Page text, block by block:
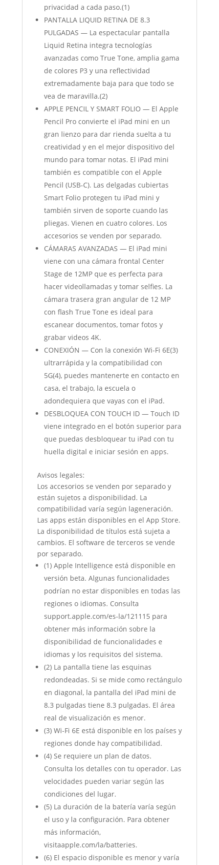
privacidad a cada paso.(1)
PANTALLA LIQUID RETINA DE 8.3
PULGADAS — La espectacular pantalla
Liquid Retina integra tecnologías
avanzadas como True Tone, amplia gama
de colores P3 y una reflectividad
extremadamente baja para que todo se
vea de maravilla.(2)
APPLE PENCIL Y SMART FOLIO — El Apple
Pencil Pro convierte el iPad mini en un
gran lienzo para dar rienda suelta a tu
creatividad y en el mejor dispositivo del
mundo para tomar notas. El iPad mini
también es compatible con el Apple
Pencil (USB-C). Las delgadas cubiertas
Smart Folio protegen tu iPad mini y
también sirven de soporte cuando las
pliegas. Vienen en cuatro colores. Los
accesorios se venden por separado.
CÁMARAS AVANZADAS — El iPad mini
viene con una cámara frontal Center
Stage de 12MP que es perfecta para
hacer videollamadas y tomar selfies. La
cámara trasera gran angular de 12 MP
con flash True Tone es ideal para
escanear documentos, tomar fotos y
grabar videos 4K.
CONEXIÓN — Con la conexión Wi-Fi 6E(3)
ultrarrápida y la compatibilidad con
5G(4), puedes mantenerte en contacto en
casa, el trabajo, la escuela o
adondequiera que vayas con el iPad.
DESBLOQUEA CON TOUCH ID — Touch ID
viene integrado en el botón superior para
que puedas desbloquear tu iPad con tu
huella digital e iniciar sesión en apps.
Avisos legales:
Los accesorios se venden por separado y
están sujetos a disponibilidad. La
compatibilidad varía según lageneración.
Las apps están disponibles en el App Store.
La disponibilidad de títulos está sujeta a
cambios. El software de terceros se vende
por separado.
(1) Apple Intelligence está disponible en
versión beta. Algunas funcionalidades
podrían no estar disponibles en todas las
regiones o idiomas. Consulta
support.apple.com/es-la/121115 para
obtener más información sobre la
disponibilidad de funcionalidades e
idiomas y los requisitos del sistema.
(2) La pantalla tiene las esquinas
redondeadas. Si se mide como rectángulo
en diagonal, la pantalla del iPad mini de
8.3 pulgadas tiene 8.3 pulgadas. El área
real de visualización es menor.
(3) Wi-Fi 6E está disponible en los países y
regiones donde hay compatibilidad.
(4) Se requiere un plan de datos.
Consulta los detalles con tu operador. Las
velocidades pueden variar según las
condiciones del lugar.
(5) La duración de la batería varía según
el uso y la configuración. Para obtener
más información,
visitaapple.com/la/batteries.
(6) El espacio disponible es menor y varía